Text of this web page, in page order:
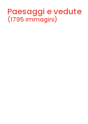
Paesaggi e vedute
(1795 immagini)